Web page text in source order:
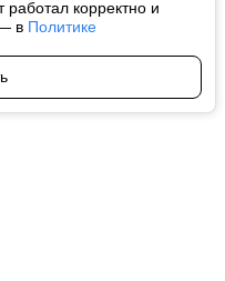
корректно и
в Политике